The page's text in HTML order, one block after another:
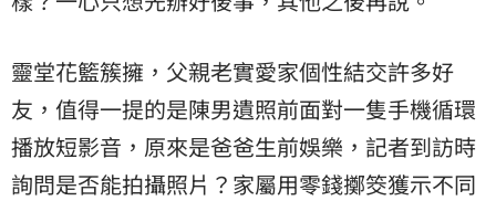
靈堂花籃簇擁，父親老實愛家個性結交許多好
友，值得一提的是陳男遺照前面對一隻手機循環
播放短影音，原來是爸爸生前娛樂，記者到訪時
詢問是否能拍攝照片？家屬用零錢擲筊獲示不同